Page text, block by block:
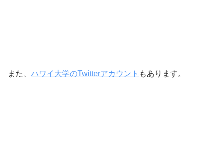
また、 ハワイ大学のTwitterアカウント もあります。